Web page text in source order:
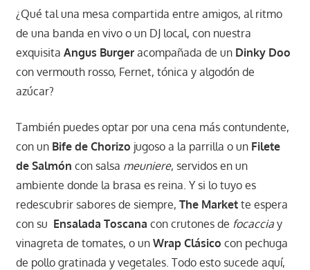
¿Qué tal una mesa compartida entre amigos, al ritmo
de una banda en vivo o un DJ local, con nuestra
exquisita Angus Burgeracompañada de un Dinky Doo
con vermouth rosso, Fernet, tónica y algodón de
azúcar?
También puedes optar por una cena más contundente,
con un Bife de Chorizo jugoso a la parrilla o un Filete
de Salmón con salsa meuniere, servidos en un
ambiente donde la brasa es reina. Y si lo tuyo es
redescubrir sabores de siempre, The Markette espera
con su Ensalada Toscana con crutones de focacciay
vinagreta de tomates, o un Wrap Clásico con pechuga
de pollo gratinada y vegetales. Todo esto sucede aquí,